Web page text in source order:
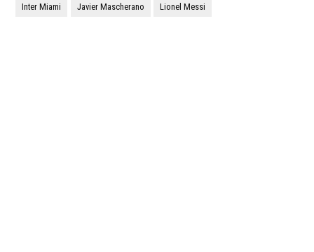
Inter Miami Javier Mascherano Lionel Messi